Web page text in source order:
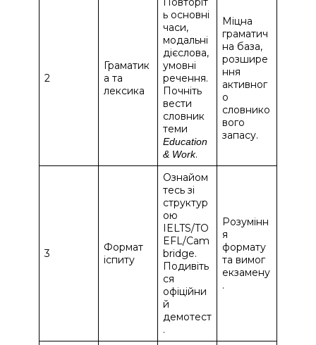
2
Граматик
а та
лексика
ь основні
часи,
модальні
дієслова,
умовні
речення.
Почніть
вести
словник
теми
Education
& Work.
Міцна
граматич
на база,
розшире
ння
активног
о
словнико
вого
запасу.
3
Формат
іспиту
Ознайом
тесь зі
структур
ою
IELTS/TO
EFL/Cam
bridge.
Подивіть
ся
офіційни
й
демотест
.
Розумінн
я
формату
та вимог
екзамену
.